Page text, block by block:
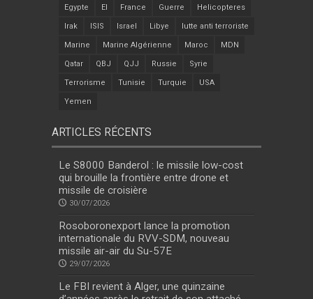
Egypte EI France Guerre Helicopteres
Irak ISIS Israel Libye lutte anti terroriste
Marine Marine Algérienne Maroc MDN
Qatar QBJ QJJ Russie Syrie
Terrorisme Tunisie Turquie USA
Yemen
ARTICLES RÉCENTS
Le S8000 Banderol : le missile low-cost
qui brouille la frontière entre drone et
missile de croisière
30/07/2026
Rosoboronexport lance la promotion
internationale du RVV-SDM, nouveau
missile air-air du Su-57E
29/07/2026
Le FBI revient à Alger, une quinzaine